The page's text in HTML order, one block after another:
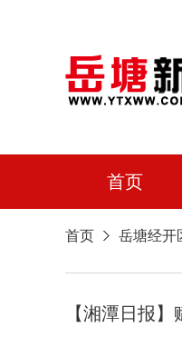
首页
首页 岳塘经开
【湘潭日报